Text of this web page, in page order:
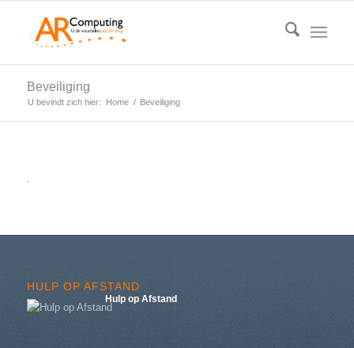
Beveiliging
U bevindt zich hier: Home / Beveiliging
.
HULP OP AFSTAND
Hulp op Afstand